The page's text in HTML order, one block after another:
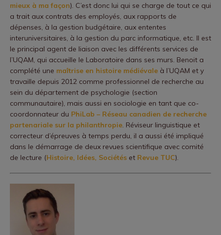
mieux à ma façon). C’est donc lui qui se charge de tout ce qui
a trait aux contrats des employés, aux rapports de
dépenses, à la gestion budgétaire, aux ententes
interuniversitaires, à la gestion du parc informatique, etc. Il est
le principal agent de liaison avec les différents services de
l’UQAM, qui accueille le Laboratoire dans ses murs. Benoit a
complété une maîtrise en histoire médiévale à l’UQAM et y
travaille depuis 2012 comme professionnel de recherche au
sein du département de psychologie (section
communautaire), mais aussi en sociologie en tant que co-
coordonnateur du PhiLab – Réseau canadien de recherche
partenariale sur la philanthropie. Réviseur linguistique et
correcteur d’épreuves à temps perdu, il a aussi été impliqué
dans le démarrage de deux revues scientifique avec comité
de lecture (Histoire, Idées, Sociétés et Revue TUC).